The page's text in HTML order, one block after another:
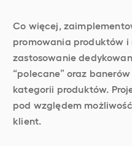
Co więcej,
promowania produktów i
zastosowanie
“polecane” oraz
kategorii produktów.
pod względem
klient.